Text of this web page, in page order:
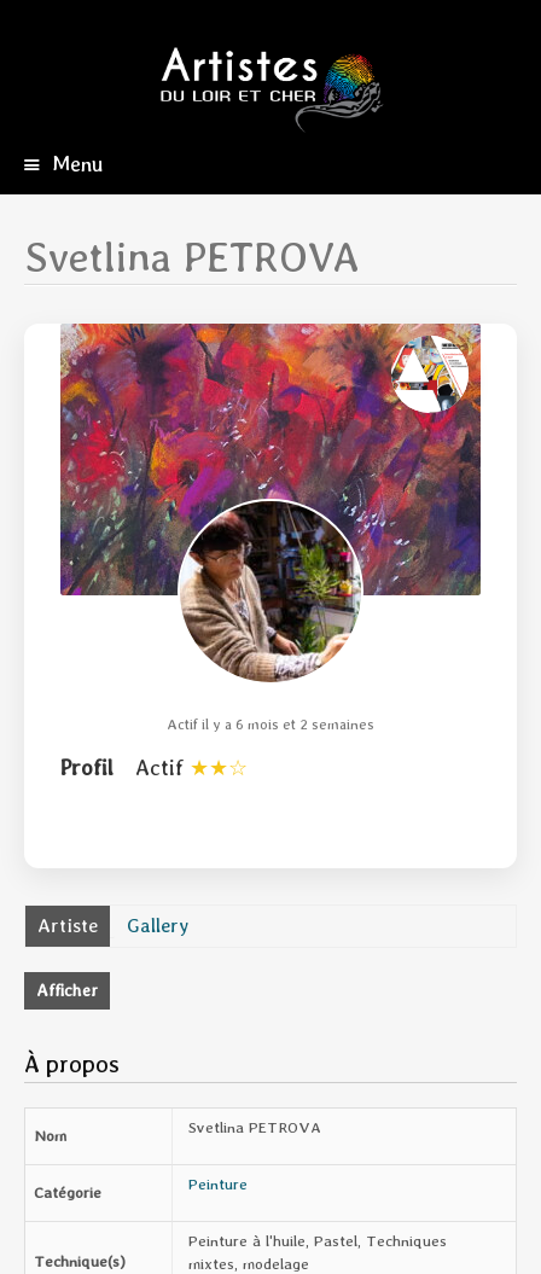
Menu
principal
Svetlina PETROVA
Actif il y a 6 mois et 2 semaines
Profil Actif
Artiste Gallery
Afficher
À propos
Nom Svetlina PETROVA
Catégorie Peinture
Technique(s)
Peinture à l'huile, Pastel, Techniques
mixtes, modelage